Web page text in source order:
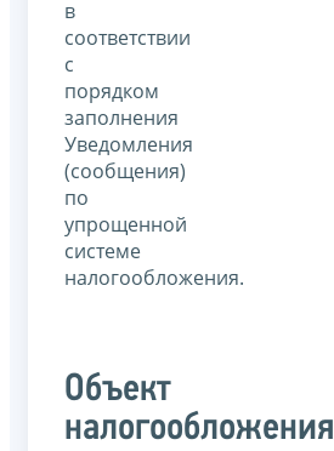
в
соответствии
с
порядком
заполнения
Уведомления
(сообщения)
по
упрощенной
системе
налогообложения.
Объект
налогообложения